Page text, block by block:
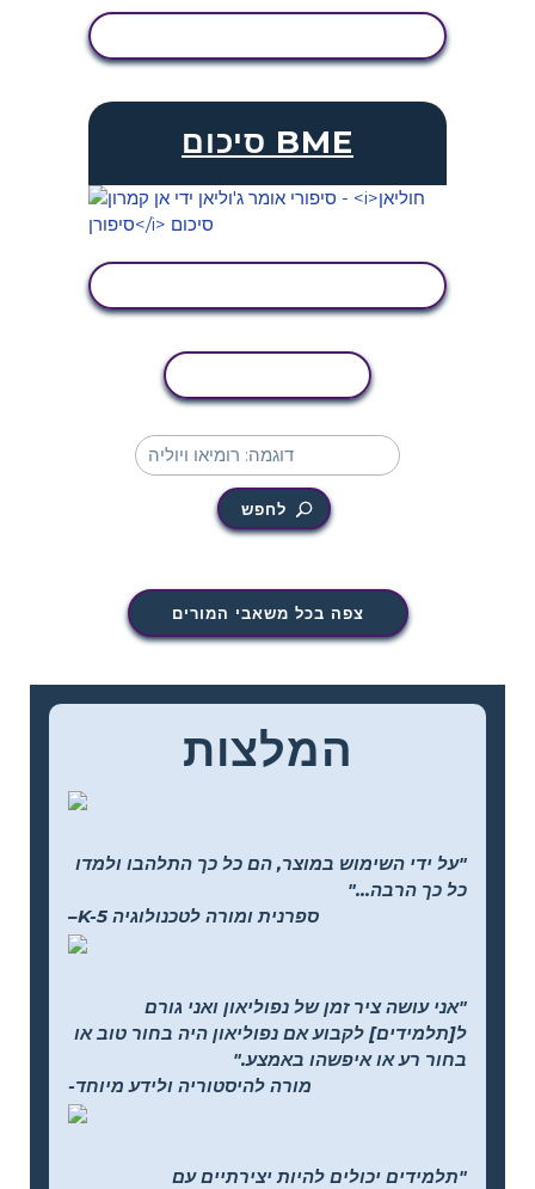
סיכום BME
לחפש
צפה בכל משאבי המורים
המלצות
"על ידי השימוש במוצר, הם כל כך התלהבו ולמדו
כל כך הרבה..."
–K-5 ספרנית ומורה לטכנולוגיה
"אני עושה ציר זמן של נפוליאון ואני גורם
ל[תלמידים] לקבוע אם נפוליאון היה בחור טוב או
בחור רע או איפשהו באמצע."
-מורה להיסטוריה ולידע מיוחד
"תלמידים יכולים להיות יצירתיים עם